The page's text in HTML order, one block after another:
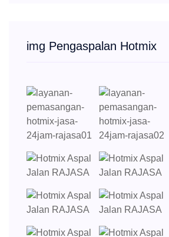
img Pengaspalan Hotmix